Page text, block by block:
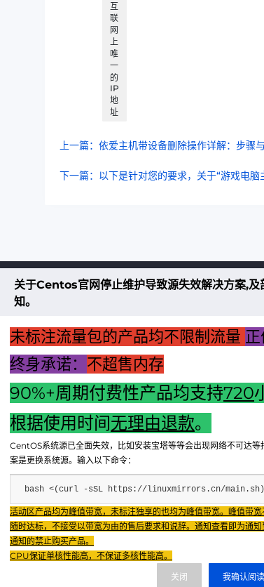
互
联
网
上
唯
一
的
IP
地
址
上一篇：依爱主机带设备删除操作详解：步骤
下一篇：以下是针对您的要求，关于“游戏电
不大创造互联致力于以最 “绿色
了解更多
享无忧退款服务
Copyright © 2024 - 2025 FX BD Cloud. All Rights
Fenxun Tech旗下云平台，相关服务主体：重庆飞讯
重庆飞讯科技有限公司
重庆飞讯科技有限公司 |渝ICP证2024034038号
关于Centos官网停止维护导致源失效解决方案,及
知。
未标注流量包的产品均不限制流量
终身承诺： 不超售内存
90%+周期付费性产品均支持720
根据使用时间无理由退款。
CentOS系统源已全面失效，比如安装宝塔等等会出现网络不可达等
案是更换系统源。输入以下命令：
bash <(curl -sSL https://linuxmirrors.cn/main.sh)
活动区产品均为峰值带宽，未标注独享的也均为峰值带宽。峰值带
随时达标，不接受以带宽为由的售后要求和说辞。通知查看即为通
通知的禁止购买产品。
CPU保证单核性能高，不保证多核性能高。
我确认阅
关闭